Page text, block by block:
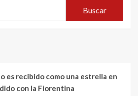
Buscar
es recibido como una estrella en
con la Fiorentina